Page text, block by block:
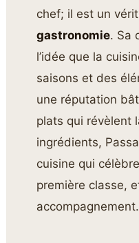
chef; il est un
gastronomie. Sa
l’idée que la
saisons et des
une réputation
plats qui révèlent
ingrédients,
cuisine qui
première classe,
accompagnement.